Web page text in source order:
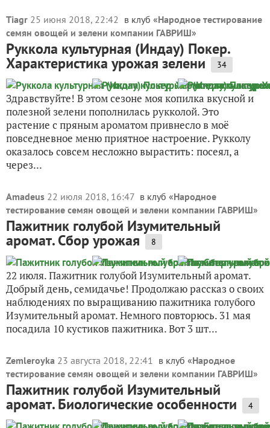
Tiagr 25 июня 2018, 22:42 в клуб «Народное тестирование
семян овощей и зелени компании ГАВРИШ»
Руккола культурная (Индау) Покер.
Характеристика урожая зелени 34
Здравствуйте! В этом сезоне моя копилка вкусной и
полезной зелени пополнилась рукколой. Это
растение с пряным ароматом привнесло в моё
повседневное меню приятное настроение. Рукколу
оказалось совсем несложно вырастить: посеял, а
через...
Amadeus 22 июля 2018, 16:47 в клуб «Народное
тестирование семян овощей и зелени компании ГАВРИШ»
Пажитник голубой Изумительный
аромат. Сбор урожая 8
22 июля. Пажитник голубой Изумительный аромат.
Добрый день, семидачье! Продолжаю рассказ о своих
наблюдениях по выращиванию пажитника голубого
Изумительный аромат. Немного повторюсь. 31 мая
посадила 10 кустиков пажитника. Вот 3 шт...
Zemleroyka 23 августа 2018, 22:41 в клуб «Народное
тестирование семян овощей и зелени компании ГАВРИШ»
Пажитник голубой Изумительный
аромат. Биологические особенности 4